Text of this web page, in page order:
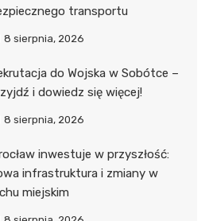
transportu
8 sierpnia, 2026
do Wojska w Sobótce –
i dowiedz się więcej!
8 sierpnia, 2026
inwestuje w przyszłość:
infrastruktura i zmiany w
miejskim